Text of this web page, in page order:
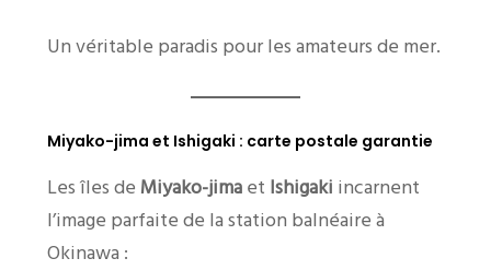
Un véritable paradis pour les amateurs de mer.
Miyako-jima et Ishigaki : carte postale garantie
Les îles de Miyako-jimaet Ishigaki incarnent
l’image parfaite de la station balnéaire à
Okinawa :